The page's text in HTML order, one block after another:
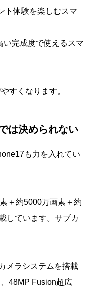
ト体験を楽しむスマ
い完成度で使えるスマ
すくなります。
は決められない
も力を入れてい
＋約5000万画素＋約
しています。サブカ
メラシステムを搭載
48MP Fusion超広